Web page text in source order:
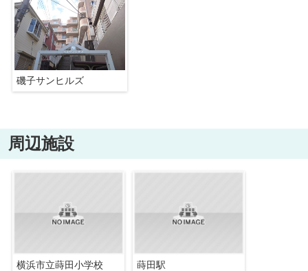
磯子サンヒルズ
周辺施設
横浜市立蒔田小学校
蒔田駅